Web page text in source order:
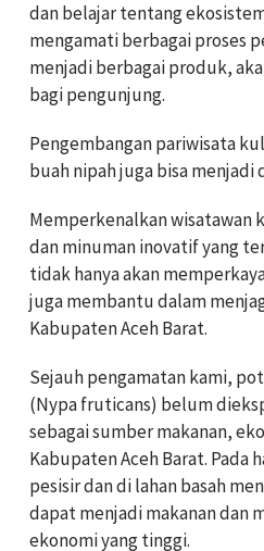
dan belajar tentang
mengamati berbagai proses
menjadi berbagai produk,
bagi pengunjung.
Pengembangan pariwisata
buah nipah juga bisa menjadi
Memperkenalkan wisatawan
dan minuman inovatif yang
tidak hanya akan
juga membantu dalam
Kabupaten Aceh Barat.
Sejauh pengamatan kami,
(Nypa fruticans) belum
sebagai sumber makanan,
Kabupaten Aceh Barat. Pada
pesisir dan di lahan basah
dapat menjadi makanan dan
ekonomi yang tinggi.